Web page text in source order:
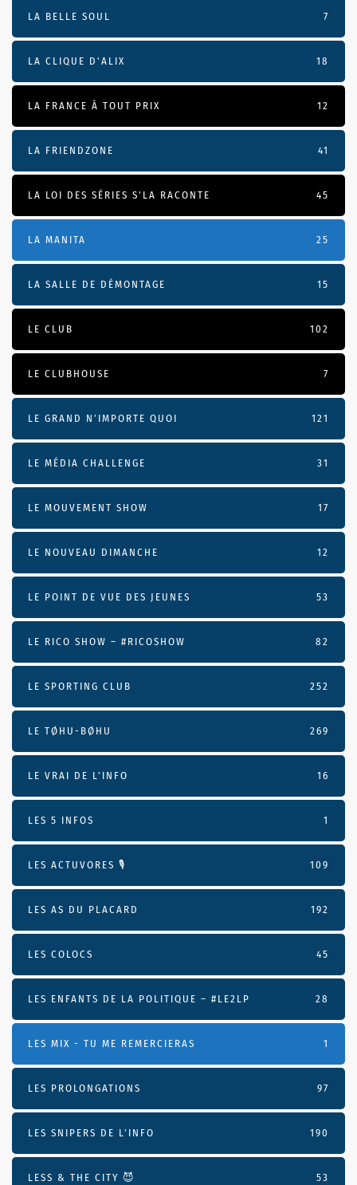
LA BELLE SOUL 7
LA CLIQUE D'ALIX 18
LA FRANCE À TOUT PRIX 12
LA FRIENDZONE 41
LA LOI DES SÉRIES S'LA RACONTE 45
LA MANITA 25
LA SALLE DE DÉMONTAGE 15
LE CLUB 102
LE CLUBHOUSE 7
LE GRAND N’IMPORTE QUOI 121
LE MÉDIA CHALLENGE 31
LE MOUVEMENT SHOW 17
LE NOUVEAU DIMANCHE 12
LE POINT DE VUE DES JEUNES 53
LE RICO SHOW – #RICOSHOW 82
LE SPORTING CLUB 252
LE TØHU-BØHU 269
LE VRAI DE L’INFO 16
LES 5 INFOS 1
LES ACTUVORES 🎙 109
LES AS DU PLACARD 192
LES COLOCS 45
LES ENFANTS DE LA POLITIQUE – #LE2LP 28
LES MIX - TU ME REMERCIERAS 1
LES PROLONGATIONS 97
LES SNIPERS DE L’INFO 190
LESS & THE CITY 😈 53